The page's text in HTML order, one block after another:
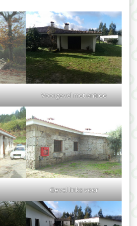
Voorgevel met entree
Gevel links voor